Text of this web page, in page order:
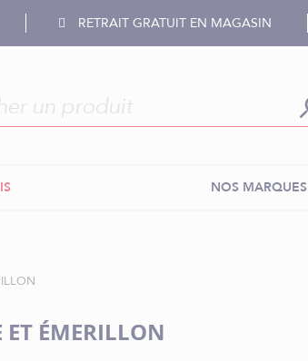
RETRAIT GRATUIT EN MAGASIN
NOS MARQUES
ET ÉMERILLON